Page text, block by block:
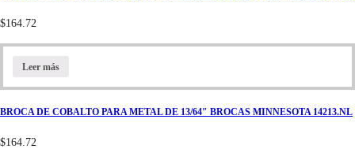
$164.72
Leer más
BROCA DE COBALTO PARA METAL DE 13/64″ BROCAS MINNESOTA 14213.NL
$164.72